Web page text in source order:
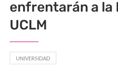
enfrentarán a la
UCLM
UNIVERSIDAD